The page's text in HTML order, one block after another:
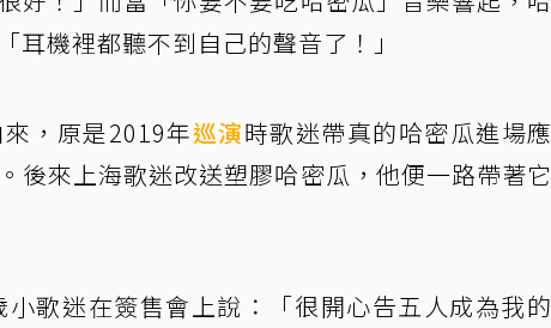
機裡都聽不到自己的聲音了！」
，原是2019年巡演時歌迷帶真的哈密瓜進場應
後來上海歌迷改送塑膠哈密瓜，他便一路帶著它
歌迷在簽售會上說：「很開心告五人成為我的